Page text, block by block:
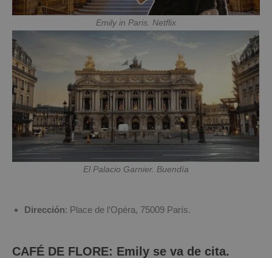
Emily in Paris. Netflix
El Palacio Garnier. Buendía
Dirección: Place de l’Opéra, 75009 París.
CAFÉ DE FLORE: Emily se va de cita.